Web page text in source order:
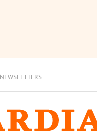
NEWSLETTERS